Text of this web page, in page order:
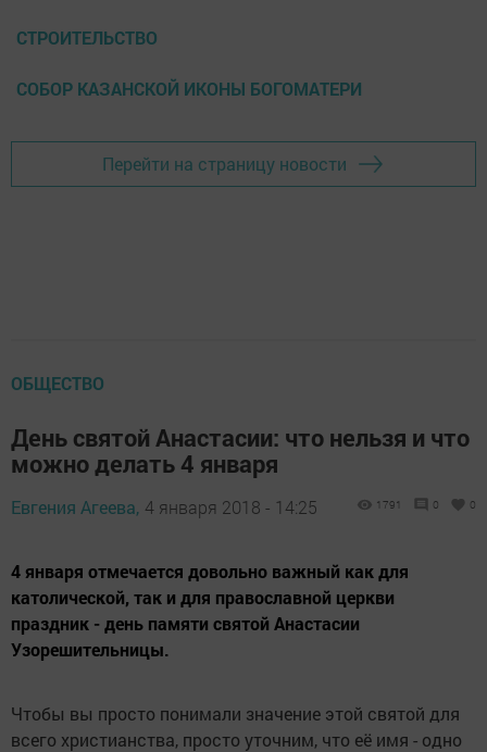
СТРОИТЕЛЬСТВО
СОБОР КАЗАНСКОЙ ИКОНЫ БОГОМАТЕРИ
Перейти на страницу новости
ОБЩЕСТВО
День святой Анастасии: что нельзя и что
можно делать 4 января
Евгения Агеева, 4 января 2018 - 14:25 1791 0 0
4 января отмечается довольно важный как для
католической, так и для православной церкви
праздник - день памяти святой Анастасии
Узорешительницы.
Чтобы вы просто понимали значение этой святой для
всего христианства, просто уточним, что её имя - одно